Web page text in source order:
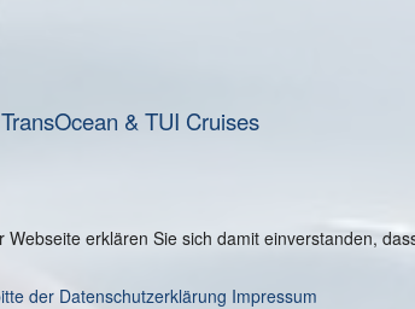
& TUI Cruises
erklären Sie sich damit einverstanden,
der Datenschutzerklärung Impressum